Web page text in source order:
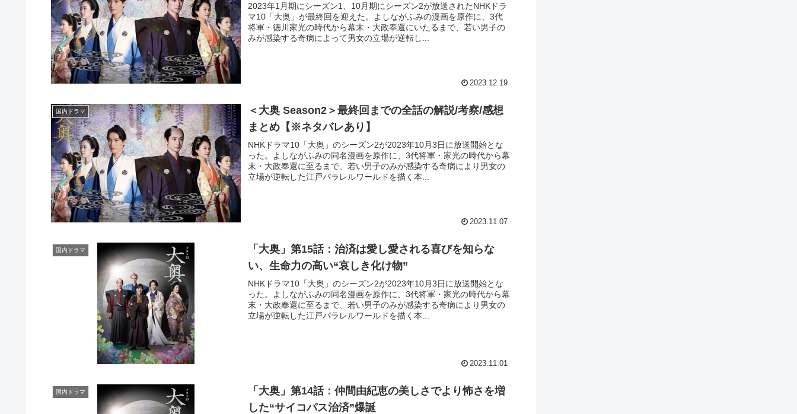
2023年1月期にシーズン1、10月期にシーズン2が放送されたNHKドラ
マ10「大奥」が最終回を迎えた。よしながふみの漫画を原作に、3代
将軍・徳川家光の時代から幕末・大政奉還にいたるまで、若い男子の
みが感染する奇病によって男女の立場が逆転し...
2023.12.19
国内ドラマ
＜大奥 Season2＞最終回までの全話の解説/考察/感想
まとめ【※ネタバレあり】
NHKドラマ10「大奥」のシーズン2が2023年10月3日に放送開始とな
った。よしながふみの同名漫画を原作に、3代将軍・家光の時代から幕
末・大政奉還に至るまで、若い男子のみが感染する奇病により男女の
立場が逆転した江戸パラレルワールドを描く本...
2023.11.07
国内ドラマ
「大奥」第15話：治済は愛し愛される喜びを知らな
い、生命力の高い“哀しき化け物”
NHKドラマ10「大奥」のシーズン2が2023年10月3日に放送開始とな
った。よしながふみの同名漫画を原作に、3代将軍・家光の時代から幕
末・大政奉還に至るまで、若い男子のみが感染する奇病により男女の
立場が逆転した江戸パラレルワールドを描く本...
2023.11.01
国内ドラマ
「大奥」第14話：仲間由紀恵の美しさでより怖さを増
した“サイコパス治済”爆誕